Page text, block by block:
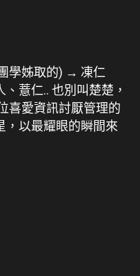
學姊取的) → 凍仁
薏仁.. 也別叫楚楚，
喜愛資訊討厭管理的
，以最耀眼的瞬間來